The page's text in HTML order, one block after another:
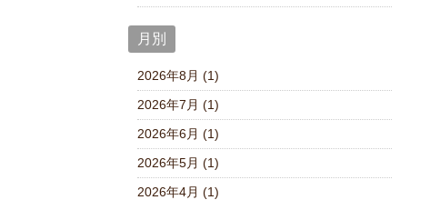
月別
2026年8月 (1)
2026年7月 (1)
2026年6月 (1)
2026年5月 (1)
2026年4月 (1)